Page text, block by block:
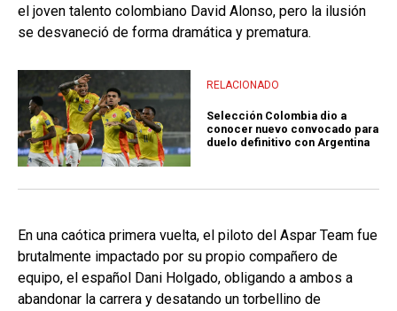
el joven talento colombiano David Alonso, pero la ilusión
se desvaneció de forma dramática y prematura.
RELACIONADO
Selección Colombia dio a
conocer nuevo convocado para
duelo definitivo con Argentina
En una caótica primera vuelta, el piloto del Aspar Team fue
brutalmente impactado por su propio compañero de
equipo, el español Dani Holgado, obligando a ambos a
abandonar la carrera y desatando un torbellino de